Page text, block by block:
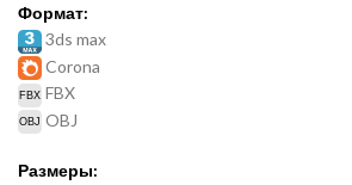
Формат:
3ds max
Corona
FBX
OBJ
Размеры: